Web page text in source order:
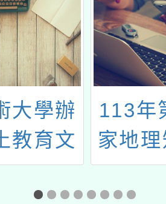
20屆國
識大競
「
發明